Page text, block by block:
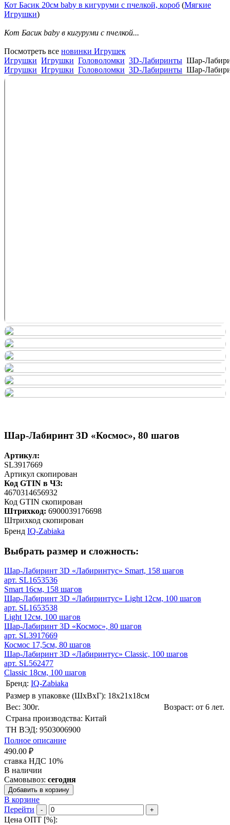
Кот Басик 20см baby в кигуруми с пчелкой, короб (Мягкие
Игрушки)
Кот Басик baby в кигуруми с пчелкой...
Посмотреть все новинки Игрушек
Игрушки Игрушки Головоломки 3D-Лабиринты Шар-
Игрушки Игрушки Головоломки 3D-Лабиринты Шар-
Шар-Лабиринт 3D «Космос», 80 шагов
Артикул:
SL3917669
Артикул скопирован
Код GTIN в ЧЗ:
4670314656932
Код GTIN скопирован
Штрихкод: 6900039176698
Штрихкод скопирован
Бренд IQ-Zabiaka
Выбрать размер и сложность:
Шар-Лабиринт 3D «Лабиринтус» Smart, 158 шагов
арт. SL1653536
Smart 16см, 158 шагов
Шар-Лабиринт 3D «Лабиринтус» Light 12см, 100 шагов
арт. SL1653538
Light 12см, 100 шагов
Шар-Лабиринт 3D «Космос», 80 шагов
арт. SL3917669
Космос 17,5см, 80 шагов
Шар-Лабиринт 3D «Лабиринтус» Classic, 100 шагов
арт. SL562477
Classic 18см, 100 шагов
Бренд: IQ-Zabiaka
Размер в упаковке (ШхВxГ): 18х21х18cм
Вес: 300г.
Возраст: от 6 лет.
Страна производства: Китай
ТН ВЭД: 9503006900
Полное описание
490.00 ₽
ставка НДС 10%
В наличии
Самовывоз: сегодня
Добавить в корзину
В корзине
Перейти
- +
Цена ОПТ [%]: